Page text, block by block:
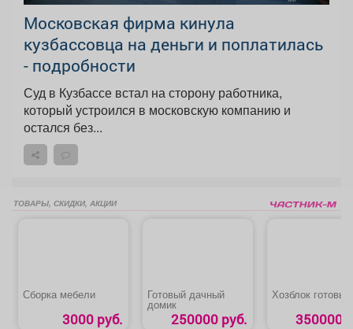
Московская фирма кинула
кузбассовца на деньги и поплатилась
- подробности
Суд в Кузбассе встал на сторону работника,
который устроился в московскую компанию и
остался без...
ТОВАРЫ, СКИДКИ, АКЦИИ
Сборка мебели
3000 руб.
Готовый дачный
домик
250000 руб.
Хозблок готовый
350000